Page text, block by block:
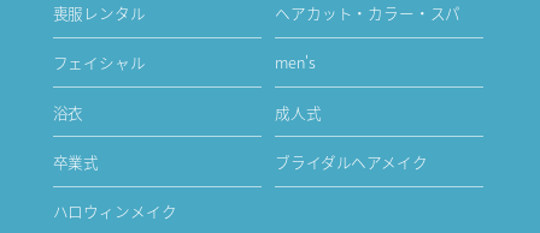
喪服レンタル ヘアカット・カラー・スパ
フェイシャル men's
浴衣 成人式
卒業式 ブライダルヘアメイク
ハロウィンメイク